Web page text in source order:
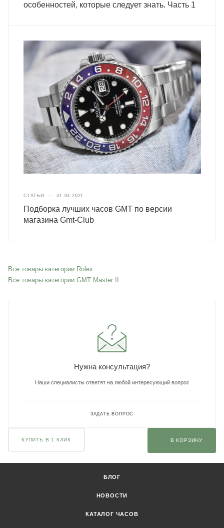
особенностей, которые следует знать. Часть 1
СТАТЬИ — 31.03.2021
Подборка лучших часов GMT по версии
магазина Gmt-Club
Все товары категории Rolex
Все товары категории GMT Master II
Нужна консультация?
Наши специалисты ответят на любой интересующий вопрос
ЗАДАТЬ ВОПРОС
КУПИТЬ В 1 КЛИК В КОРЗИНУ
БЛОГ
НОВОСТИ
КАТАЛОГ ЧАСОВ